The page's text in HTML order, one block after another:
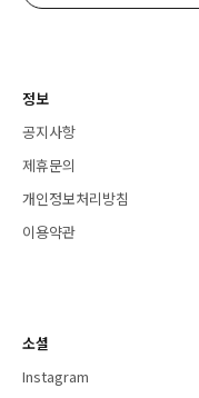
정보
공지사항
제휴문의
개인정보처리방침
이용약관
소셜
Instagram